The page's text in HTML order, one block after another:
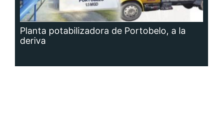
Planta potabilizadora de Portobelo, a la
deriva